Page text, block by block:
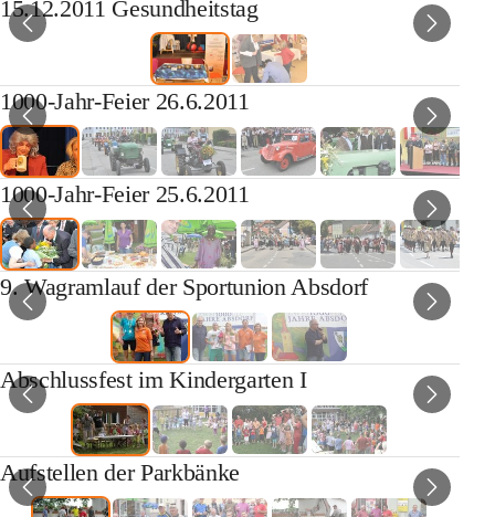
15.12.2011 Gesundheitstag
1000-Jahr-Feier 26.6.2011
1000-Jahr-Feier 25.6.2011
9. Wagramlauf der Sportunion Absdorf
Abschlussfest im Kindergarten I
Aufstellen der Parkbänke